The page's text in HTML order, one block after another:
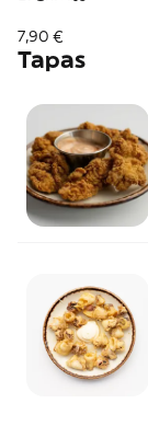
7,90 €
Tapas